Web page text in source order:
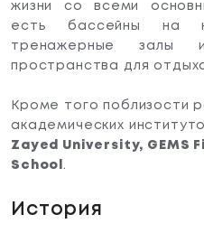
жизни со всеми
есть бассейны на
тренажерные залы
пространства для
Кроме того поблизости
академических
Zayed University, GEMS
School.
История